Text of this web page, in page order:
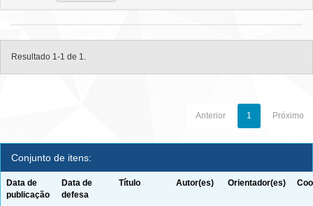
Resultado 1-1 de 1.
Anterior 1 Próximo
Conjunto de itens:
Data de
publicação
Data de
defesa
Título Autor(es) Orientador(es)